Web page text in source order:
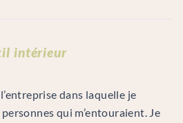
intérieur
dans laquelle je
qui m’entouraient. Je